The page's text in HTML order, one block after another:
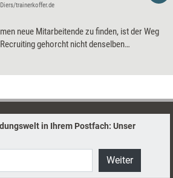
trainerkoffer.de
neue Mitarbeitende zu finden, ist der Weg
gehorcht nicht denselben
in Ihrem Postfach: Unser
Weiter